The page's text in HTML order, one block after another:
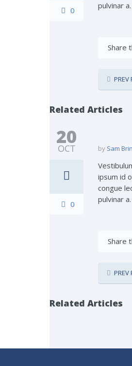
0
pulvinar
Share
PREV
Related Articles
20
OCT
0
by Sam
ipsum id
congue
pulvinar
Share
PREV
Related Articles